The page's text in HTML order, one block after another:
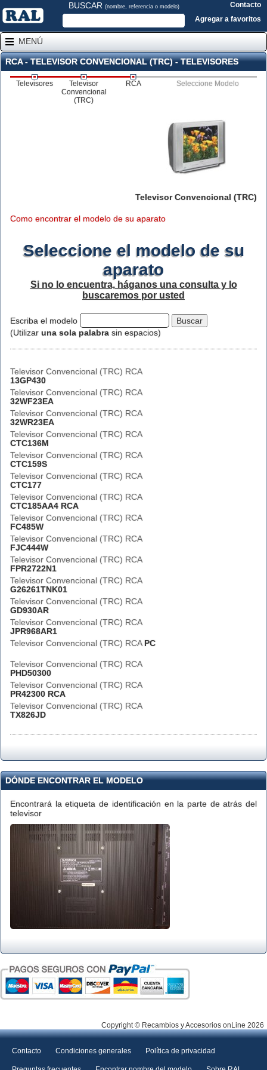
BUSCAR (nombre, referencia o modelo)
Contacto
Agregar a favoritos
MENÚ
RCA - TELEVISOR CONVENCIONAL (TRC) - TELEVISORES
Televisores
Televisor
Convencional
(TRC)
RCA Seleccione Modelo
Televisor Convencional (TRC)
Como encontrar el modelo de su aparato
Seleccione el modelo de su
aparato
Si no lo encuentra, háganos una consulta y lo
buscaremos por usted
Escriba el modelo
(Utilizar una sola palabra sin espacios)
Televisor Convencional (TRC) RCA
13GP430
Televisor Convencional (TRC) RCA
32WF23EA
Televisor Convencional (TRC) RCA
32WR23EA
Televisor Convencional (TRC) RCA
CTC136M
Televisor Convencional (TRC) RCA
CTC159S
Televisor Convencional (TRC) RCA
CTC177
Televisor Convencional (TRC) RCA
CTC185AA4 RCA
Televisor Convencional (TRC) RCA
FC485W
Televisor Convencional (TRC) RCA
FJC444W
Televisor Convencional (TRC) RCA
FPR2722N1
Televisor Convencional (TRC) RCA
G26261TNK01
Televisor Convencional (TRC) RCA
GD930AR
Televisor Convencional (TRC) RCA
JPR968AR1
Televisor Convencional (TRC) RCA PC
Televisor Convencional (TRC) RCA
PHD50300
Televisor Convencional (TRC) RCA
PR42300 RCA
Televisor Convencional (TRC) RCA
TX826JD
DÓNDE ENCONTRAR EL MODELO
Encontrará la etiqueta de identificación en la parte de atrás del
televisor
Copyright © Recambios y Accesorios onLine 2026
Contacto Condiciones generales Política de privacidad